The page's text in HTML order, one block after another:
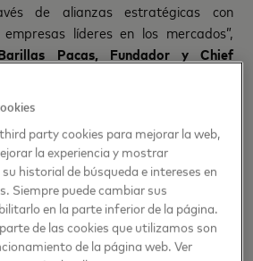
de alianzas estratégicas con
líderes en los mercados”,
Pacas, Fundador y Chief
nace como una tarjeta
con la cual las tiendas recibirán
por ventas con tarjeta de
comisiones que genere por
la Tarjeta Rocket Mastercard
party cookies para mejorar la web,
la experiencia y mostrar
historial de búsqueda e intereses en
Siempre puede cambiar sus
en la parte inferior de la página.
de las cookies que utilizamos son
de la página web. Ver